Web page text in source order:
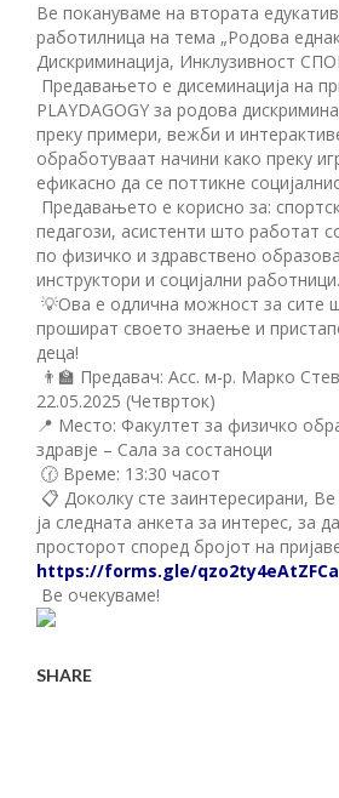
Ве покануваме на втората
работилница на тема „Родова
Дискриминација, Инклузивност
Предавањето е дисеминација на
PLAYDAGOGY за родова
преку примери, вежби и
обработуваат начини како преку
ефикасно да се поттикне
Предавањето е корисно за:
педагози, асистенти што работат
по физичко и здравствено
инструктори и социјални работници.
💡Ова е одлична можност за сите
прошират своето знаење и
деца!
👨‍🏫 Предавач: Асс. м-р. Марко
22.05.2025 (Четврток)
📍 Место: Факултет за физичко
здравје – Сала за состаноци
🕜 Време: 13:30 часот
📋 Доколку сте заинтересирани,
ја следната анкета за интерес, за
просторот според бројот на
https://forms.gle/
Ве очекуваме!
SHARE